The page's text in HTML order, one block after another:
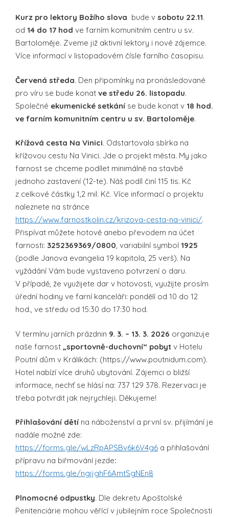
Kurz pro lektory Božího slova bude v sobotu 22.11.
od 14 do 17 hod ve farním komunitním centru u sv.
Bartoloměje. Zveme již aktivní lektory i nové zájemce.
Více informací v listopadovém čísle farního časopisu.
Červená středa. Den připomínky na pronásledované
pro víru se bude konat ve středu 26. listopadu.
Společné ekumenické setkání se bude konat v 18 hod.
ve farním komunitním centru u sv. Bartoloměje.
Křížová cesta Na Vinici. Odstartovala sbírka na
křížovou cestu Na Vinici. Jde o projekt města. My jako
farnost se chceme podílet minimálně na stavbě
jednoho zastavení (12-te). Náš podíl činí 115 tis. Kč
z celkové částky 1,2 mil. Kč. Více informací o projektu
naleznete na stránce
https://www.farnostkolin.cz/krizova-cesta-na-vinici/.
Přispívat můžete hotově anebo převodem na účet
farnosti: 3252369369/0800, variabilní symbol 1925
(podle Janova evangelia 19 kapitola, 25 verš). Na
vyžádání Vám bude vystaveno potvrzení o daru.
V případě, že využijete dar v hotovosti, využijte prosím
úřední hodiny ve farní kanceláři: pondělí od 10 do 12
hod., ve středu od 15:30 do 17:30 hod.
V termínu jarních prázdnin 9. 3. – 13. 3. 2026 organizuje
naše farnost „sportovně-duchovní“ pobyt v Hotelu
Poutní dům v Králikách: (https://www.poutnidum.com).
Hotel nabízí více druhů ubytování. Zájemci o bližší
informace, nechť se hlásí na: 737 129 378. Rezervaci je
třeba potvrdit jak nejrychleji. Děkujeme!
Přihlašování dětí na náboženství a první sv. přijímání je
nadále možné zde:
https://forms.gle/wLzRpAPSBv6k6V4g6 a přihlašování
přípravu na biřmování jezde:
https://forms.gle/ngjjghF6AmtSgNEn8
Plnomocné odpustky. Dle dekretu Apoštolské
Penitenciárie mohou věřící v jubilejním roce Společnosti